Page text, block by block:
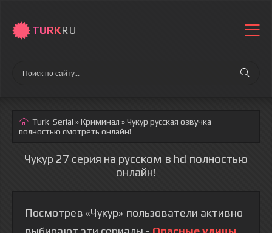
TURKRU
Turk-Serial »Криминал » Чукур русская озвучка
полностью смотреть онлайн!
Чукур 27 серия на русском в hd полностью
онлайн!
Посмотрев «Чукур» пользователи активно